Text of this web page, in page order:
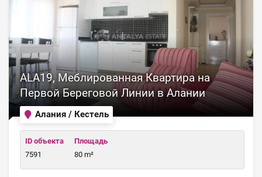
Алания / Кестель
ALA19, Меблированная Квартира на
Первой Береговой Линии в Алании
ID объекта
7591
Площадь
80 m²